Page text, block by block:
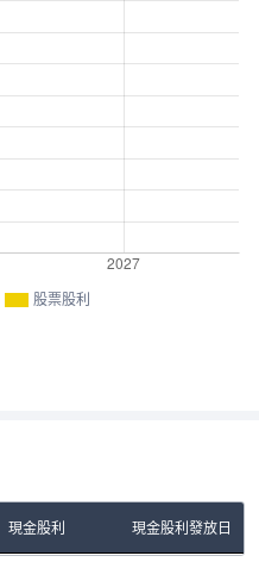
股票股利
現金股利 現金股利發放日